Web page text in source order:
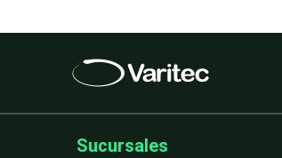
Sucursales